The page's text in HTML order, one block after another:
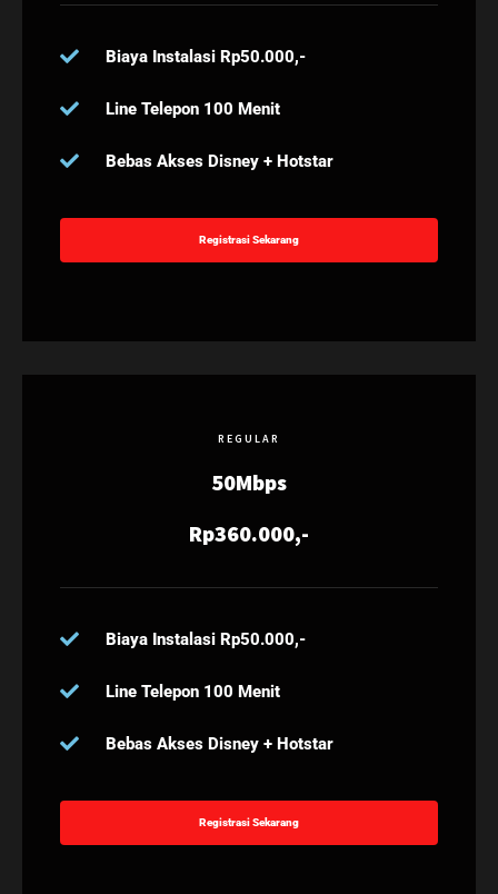
Biaya Instalasi Rp50.000,-
Line Telepon 100 Menit
Bebas Akses Disney + Hotstar
Registrasi Sekarang
REGULAR
50Mbps
Rp360.000,-
Biaya Instalasi Rp50.000,-
Line Telepon 100 Menit
Bebas Akses Disney + Hotstar
Registrasi Sekarang